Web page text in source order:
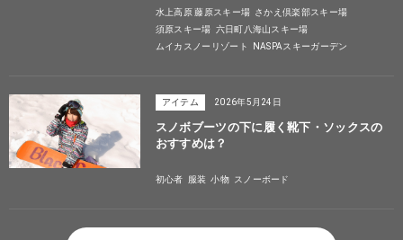
水上高原 藤原スキー場 さかえ倶楽部スキー場
須原スキー場 六日町八海山スキー場
ムイカスノーリゾート
NASPAスキーガーデン
アイテム 2026年5月24日
スノボブーツの下に履く靴下・ソックスの
おすすめは？
初心者 服装 小物 スノーボード